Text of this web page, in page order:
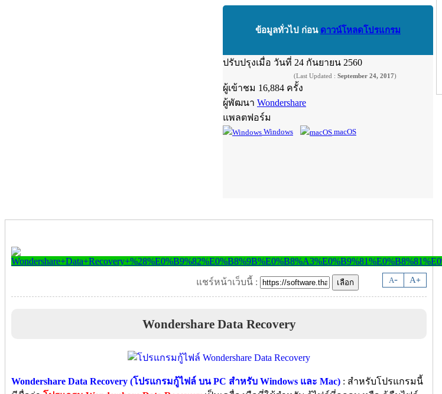
ข้อมูลทั่วไป ก่อน ดาวน์โหลดโปรแกรม
ปรับปรุงเมื่อ วันที่ 24 กันยายน 2560
(Last Updated : September 24, 2017)
ผู้เข้าชม 16,884 ครั้ง
ผู้พัฒนา Wondershare
แพลตฟอร์ม
Windows macOS
A- A+
แชร์หน้าเว็บนี้ :
Wondershare Data Recovery
Wondershare Data Recovery (โปรแกรมกู้ไฟล์ บน PC สำหรับ Windows และ Mac) : สำหรับโปรแกรมนี้